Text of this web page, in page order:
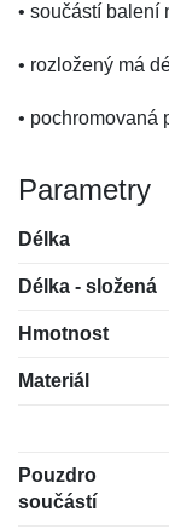
• součástí balení
• rozložený má
• pochromovaná
Parametry
Délka
Délka - složená
Hmotnost
Materiál
Pouzdro
součástí